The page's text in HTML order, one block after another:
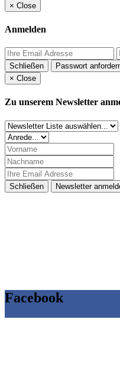
× Close
Anmelden
Schließen Passwort
× Close
Zu unserem Newsletter
Schließen Newsletter
Facebook